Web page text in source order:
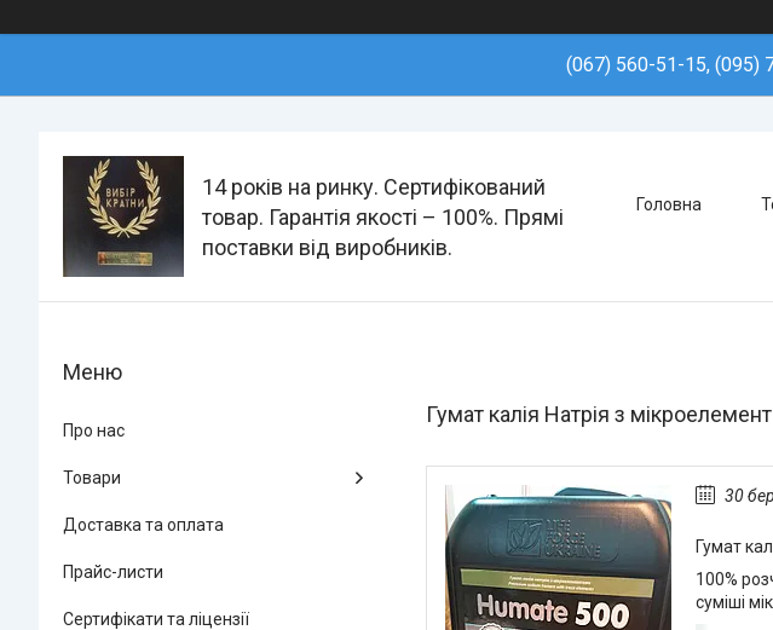
(067) 560-51-15, (095)
14 років на ринку. Сертифікований
товар. Гарантія якості – 100%. Прямі
поставки від виробників.
Головна
Гумат калія Натрія з
30
Гумат
100%
суміші
Про нас
Товари
Доставка та оплата
Прайс-листи
Сертифікати та ліцензії